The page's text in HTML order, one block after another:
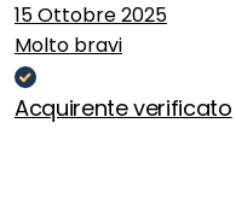
15 Ottobre 2025
Molto bravi
Acquirente verificato